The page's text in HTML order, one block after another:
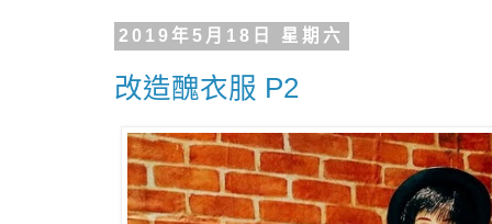
2019年5月18日 星期六
改造醜衣服 P2